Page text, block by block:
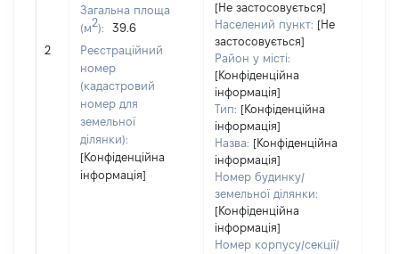
2
Загальна площа
(м2):
39.6
Реєстраційний
номер
(кадастровий
номер для
земельної
ділянки):
[Конфіденційна
інформація]
[Не застосовується]
Населений пункт: [Не
застосовується]
Район у місті:
[Конфіденційна
інформація]
Тип: [Конфіденційна
інформація]
Назва: [Конфіденційна
інформація]
Номер будинку/
земельної ділянки:
[Конфіденційна
інформація]
Номер корпусу/секції/